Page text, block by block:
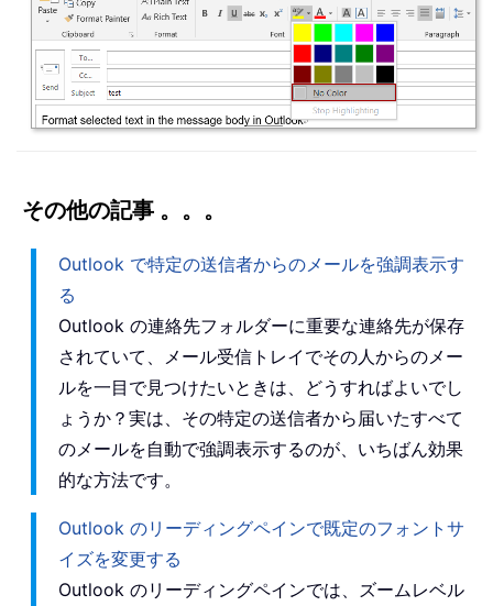
その他の記事 。。。
Outlook で特定の送信者からのメールを強調表示す
る
Outlook の連絡先フォルダーに重要な連絡先が保存
されていて、メール受信トレイでその人からのメー
ルを一目で見つけたいときは、どうすればよいでし
ょうか？実は、その特定の送信者から届いたすべて
のメールを自動で強調表示するのが、いちばん効果
的な方法です。
Outlook のリーディングペインで既定のフォントサ
イズを変更する
Outlook のリーディングペインでは、ズームレベル